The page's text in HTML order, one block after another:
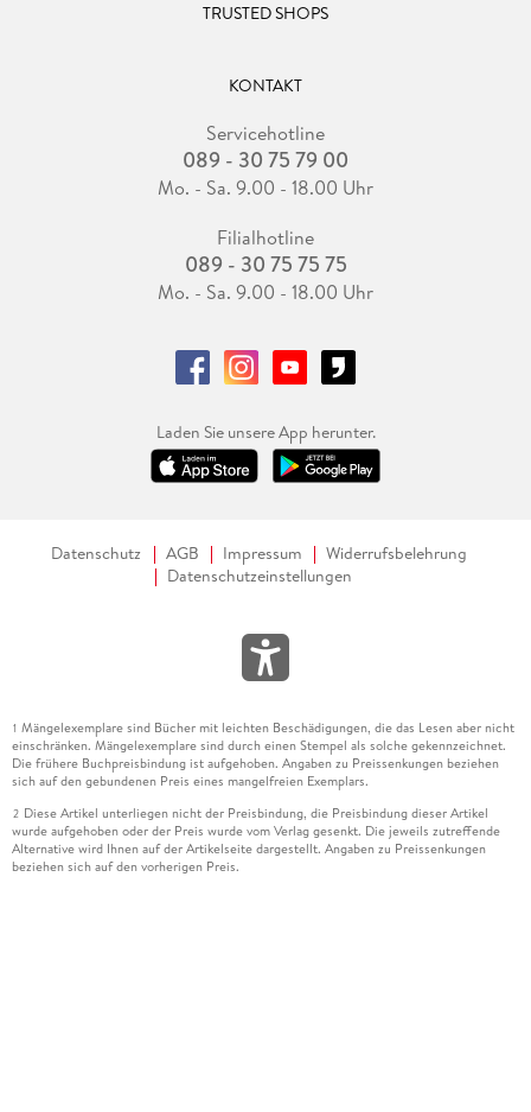
TRUSTED SHOPS
KONTAKT
Servicehotline
089 - 30 75 79 00
Mo. - Sa. 9.00 - 18.00 Uhr
Filialhotline
089 - 30 75 75 75
Mo. - Sa. 9.00 - 18.00 Uhr
Laden Sie unsere App herunter.
Datenschutz AGB Impressum
Widerrufsbelehrung
Datenschutzeinstellungen
1 Mängelexemplare sind Bücher mit leichten Beschädigungen, die das Lesen aber nicht
einschränken. Mängelexemplare sind durch einen Stempel als solche gekennzeichnet.
Die frühere Buchpreisbindung ist aufgehoben. Angaben zu Preissenkungen beziehen
sich auf den gebundenen Preis eines mangelfreien Exemplars.
2 Diese Artikel unterliegen nicht der Preisbindung, die Preisbindung dieser Artikel
wurde aufgehoben oder der Preis wurde vom Verlag gesenkt. Die jeweils zutreffende
Alternative wird Ihnen auf der Artikelseite dargestellt. Angaben zu Preissenkungen
beziehen sich auf den vorherigen Preis.